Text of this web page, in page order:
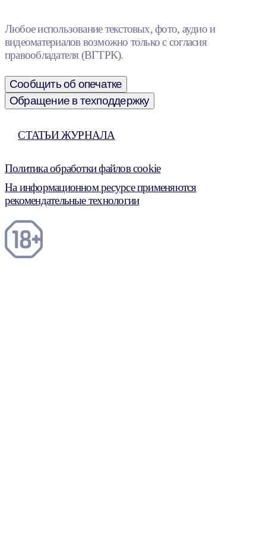
Любое использование текстовых, фото, аудио и
видеоматериалов возможно только с согласия
правообладателя (ВГТРК).
Сообщить об опечатке
Обращение в техподдержку
СТАТЬИ ЖУРНАЛА
Политика обработки файлов cookie
На информационном ресурсе применяются
рекомендательные технологии